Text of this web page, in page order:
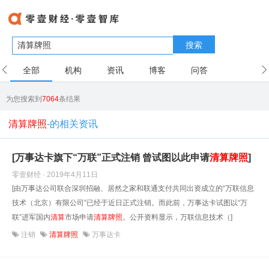
搜索
全部 机构 资讯 博客 问答
为您搜索到7064条结果
清算牌照-的相关资讯
[万事达卡旗下“万联”正式注销 曾试图以此申请清算牌照]
零壹财经 · 2019年4月11日
[由万事达公司联合深圳招融、居然之家和联通支付共同出资成立的“万联信息
技术（北京）有限公司”已经于近日正式注销。而此前，万事达卡试图以“万
联”进军国内清算市场申请清算牌照。公开资料显示，万联信息技术（]
注销 清算牌照 万事达卡